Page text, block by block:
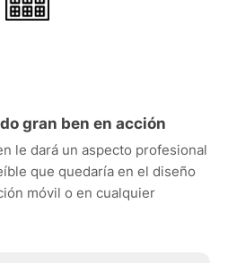
gran ben en acción
le dará un aspecto profesional
que quedaría en el diseño
móvil o en cualquier